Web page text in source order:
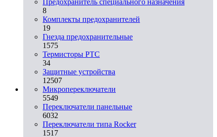
8
Комплекты предохранителей
19
Гнезда предохранительные
1575
Термисторы PTC
34
Защитные устройства
12507
Микропереключатели
5549
Переключатели панельные
6032
Переключатели типа Rocker
1517